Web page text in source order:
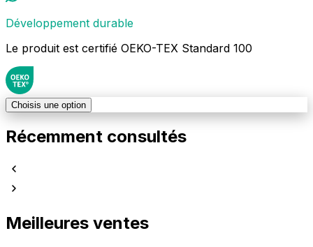
Développement durable
Le produit est certifié OEKO-TEX Standard 100
Choisis une option
Récemment consultés
Meilleures ventes